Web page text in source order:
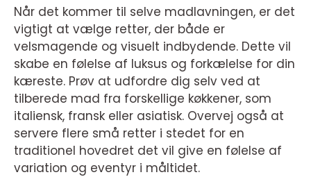
Når det kommer til selve madlavningen, er det
vigtigt at vælge retter, der både er
velsmagende og visuelt indbydende. Dette vil
skabe en følelse af luksus og forkælelse for din
kæreste. Prøv at udfordre dig selv ved at
tilberede mad fra forskellige køkkener, som
italiensk, fransk eller asiatisk. Overvej også at
servere flere små retter i stedet for en
traditionel hovedret det vil give en følelse af
variation og eventyr i måltidet.